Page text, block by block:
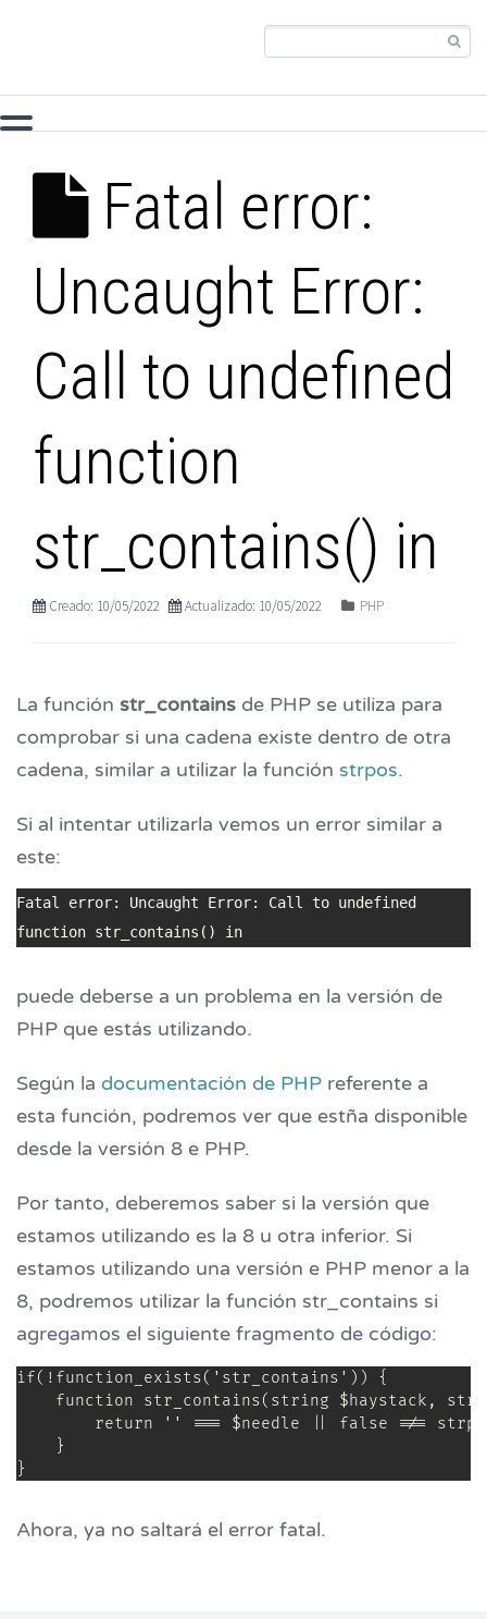
Fatal error:
Uncaught Error:
Call to undefined
function
str_contains() in
Creado: 10/05/2022 Actualizado: 10/05/2022 PHP
La función str_contains de PHP se utiliza para
comprobar si una cadena existe dentro de otra
cadena, similar a utilizar la función strpos.
Si al intentar utilizarla vemos un error similar a
este:
Fatal error: Uncaught Error: Call to undefined
function str_contains() in
puede deberse a un problema en la versión de
PHP que estás utilizando.
Según la documentación de PHP referente a
esta función, podremos ver que estña disponible
desde la versión 8 e PHP.
Por tanto, deberemos saber si la versión que
estamos utilizando es la 8 u otra inferior. Si
estamos utilizando una versión e PHP menor a la
8, podremos utilizar la función str_contains si
agregamos el siguiente fragmento de código:
if(!function_exists('str_contains')) {
function str_contains(string $haystack,
return '' === $needle || false !==
    }
}
Ahora, ya no saltará el error fatal.